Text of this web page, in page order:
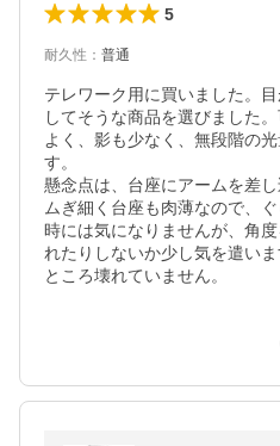
5
耐久性 ： 普通
テレワーク用に買いました。
してそうな商品を選びました
よく、影も少なく、無段階の
す。
懸念点は、台座にアームを差
ムぎ細く台座も肉薄なので、
時には気になりませんが、角
れたりしないか少し気を遣い
ところ壊れていません。